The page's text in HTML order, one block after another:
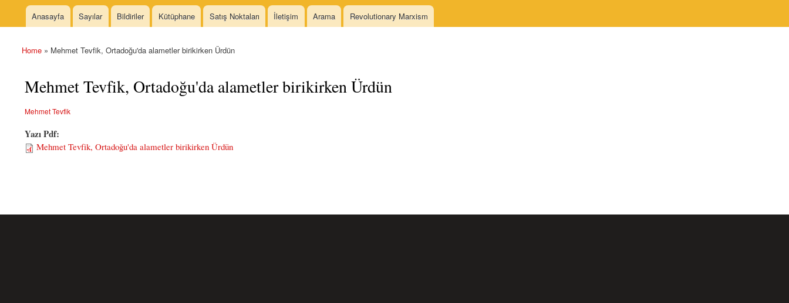
Main menu
Anasayfa Sayılar Bildiriler Kütüphane Satış Noktaları İletişim Arama Revolutionary Marxism
You are here
Home » Mehmet Tevfik, Ortadoğu'da alametler birikirken Ürdün
Mehmet Tevfik, Ortadoğu'da alametler birikirken Ürdün
Mehmet Tevfik
Yazı Pdf:
Mehmet Tevfik, Ortadoğu'da alametler birikirken Ürdün